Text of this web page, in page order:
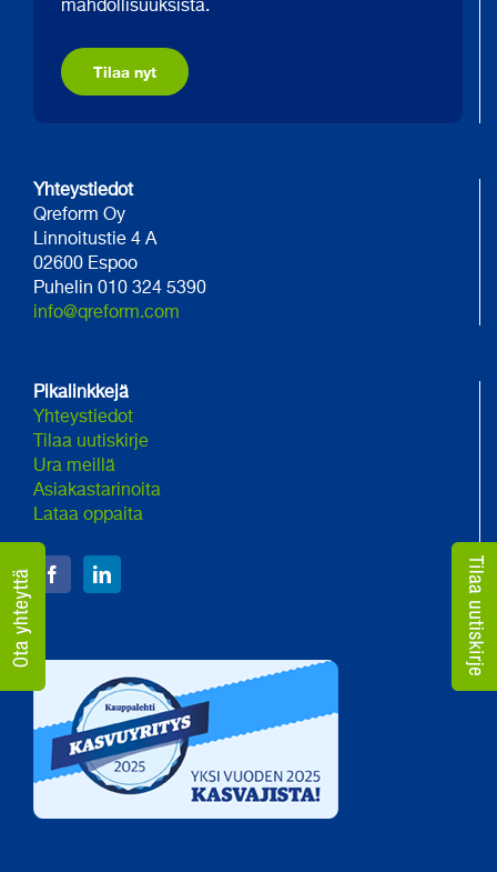
mahdollisuuksista.
Tilaa nyt
Yhteystiedot
Qreform Oy
Linnoitustie 4 A
02600 Espoo
Puhelin 010 324 5390
info@qreform.com
Pikalinkkejä
Yhteystiedot
Tilaa uutiskirje
Ura meillä
Asiakastarinoita
Lataa oppaita